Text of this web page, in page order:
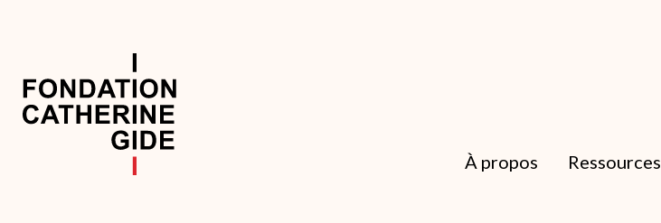
contenu
principal
À propos Ressources